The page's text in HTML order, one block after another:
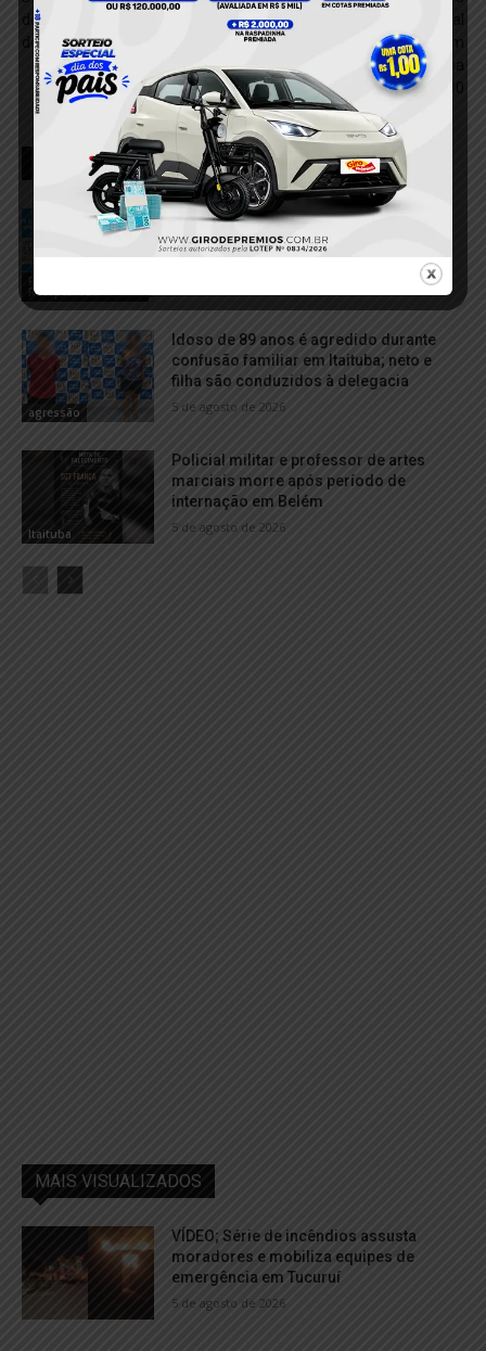
delegacia suspeita de tráfico
de drogas em Itaituba
escondidos em
compartimento secreto na
BR-230
RELACIONADOS
Recapturado
Homem com mandado de prisão é
capturado pela Polícia Militar durante
operação em Itaituba
agressão
Idoso de 89 anos é agredido durante
confusão familiar em Itaituba; neto e
filha são conduzidos à delegacia
5 de agosto de 2026
Itaituba
Policial militar e professor de artes
marciais morre após período de
internação em Belém
5 de agosto de 2026
MAIS VISUALIZADOS
VÍDEO; Série de incêndios assusta
moradores e mobiliza equipes de
emergência em Tucuruí
5 de agosto de 2026